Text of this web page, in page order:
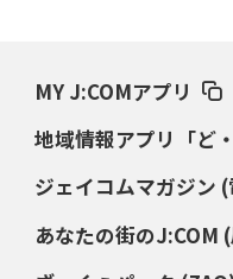
ダイナボアーズ、“逆輸入SO”三
2026年3月5日(木)更新
MY J:COMアプリ
地域情報アプリ「ど
ジェイコムマガジン
あなたの街のJ:COM